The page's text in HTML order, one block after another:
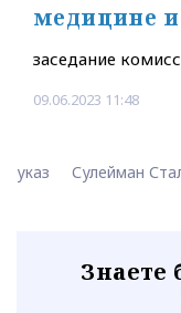
медицине и
заседание
09.06.2023 11:48
указ Сулейман
Знаете